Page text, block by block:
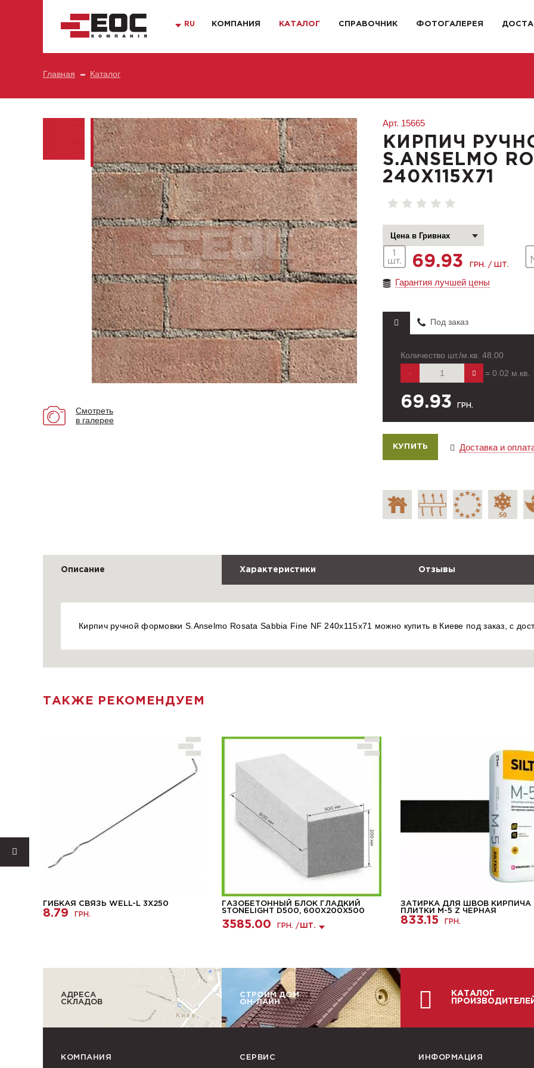
RU КОМПАНИЯ КАТАЛОГ СПРАВОЧНИК ФОТОГАЛЕРЕЯ
Главная Каталог
Смотреть
в галерее
Арт. 15665
КИРПИЧ
S.ANSELMO
240X115X71
69.93 ГРН. / ШТ.
Гарантия лучшей цены
Под заказ
Количество шт./м.кв. 48.00
= 0.02 м.кв.
69.93 ГРН.
Доставка и
Описание Характеристики Отзывы
Кирпич ручной формовки S.Anselmo Rosata Sabbia Fine NF 240x115x71 можно купить в Киеве под заказ, с
ТАКЖЕ РЕКОМЕНДУЕМ
ГИБКАЯ СВЯЗЬ WELL-L 3X250
8.79 ГРН.
ГАЗОБЕТОННЫЙ БЛОК ГЛАДКИЙ
STONELIGHT D500, 600Х200Х500
3585.00 ГРН. / ШТ.
ЗАТИРКА ДЛЯ ШВОВ КИРПИЧА
ПЛИТКИ М-5 Z ЧЕРНАЯ
833.15 ГРН.
АДРЕСА
СКЛАДОВ
СТРОИМ ДОМ
ОН-ЛАЙН
КАТАЛОГ
КОМПАНИЯ СЕРВИС ИНФОРМАЦИЯ